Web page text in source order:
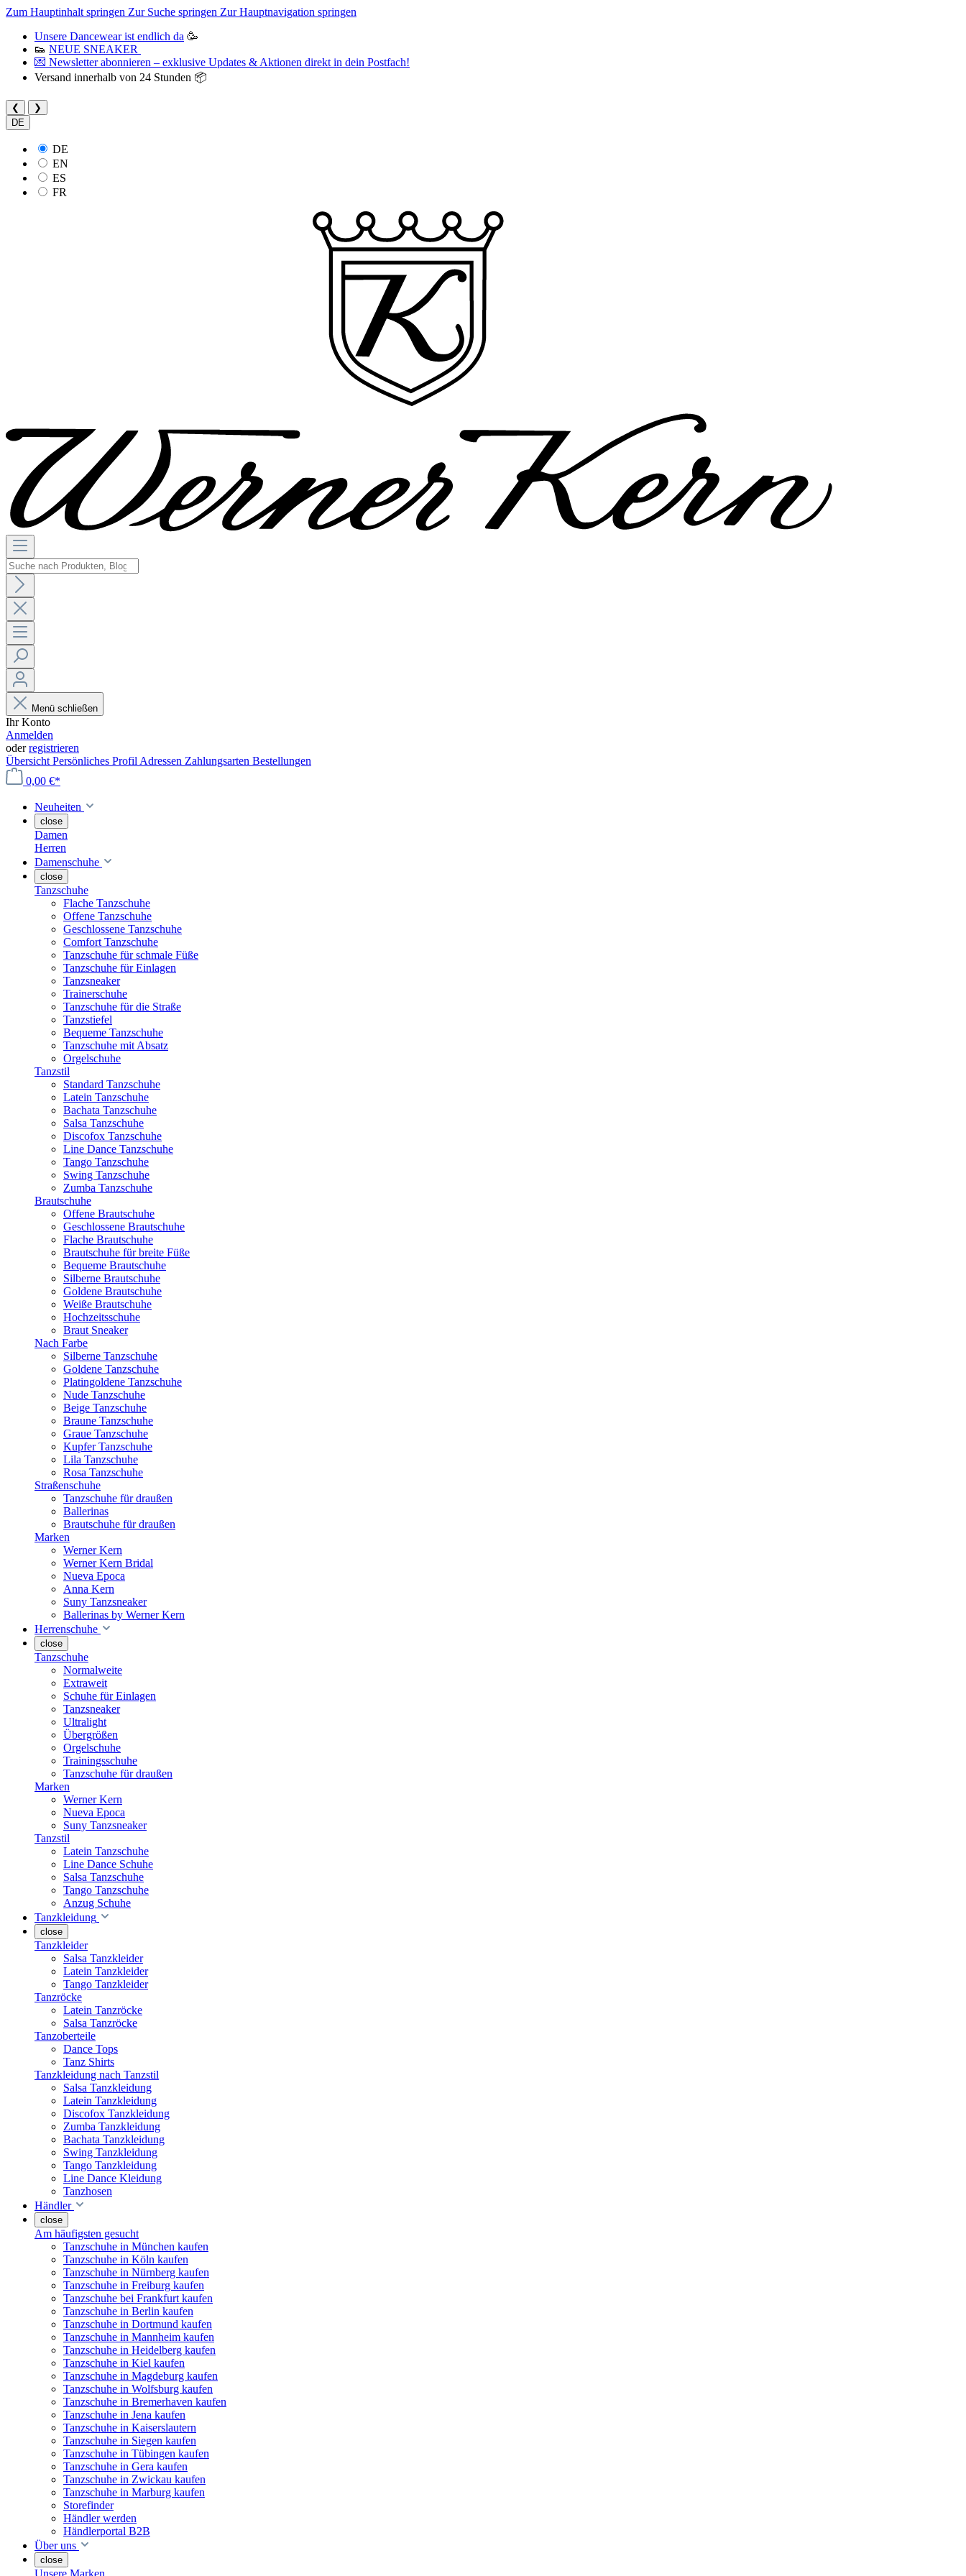
Zum Hauptinhalt springen Zur Suche springen Zur Hauptnavigation springen
Unsere Dancewear ist endlich da 🥳
👟 NEUE SNEAKER
💌 Newsletter abonnieren – exklusive Updates & Aktionen direkt in dein Postfach!
Versand innerhalb von 24 Stunden 📦
❮
❯
DE
DE
EN
ES
FR
Menü schließen
Ihr Konto
Anmelden
oderregistrieren
Übersicht Persönliches Profil Adressen Zahlungsarten Bestellungen
0,00 €*
Neuheiten
close
Damen
Herren
Damenschuhe
close
Tanzschuhe
Flache Tanzschuhe
Offene Tanzschuhe
Geschlossene Tanzschuhe
Comfort Tanzschuhe
Tanzschuhe für schmale Füße
Tanzschuhe für Einlagen
Tanzsneaker
Trainerschuhe
Tanzschuhe für die Straße
Tanzstiefel
Bequeme Tanzschuhe
Tanzschuhe mit Absatz
Orgelschuhe
Tanzstil
Standard Tanzschuhe
Latein Tanzschuhe
Bachata Tanzschuhe
Salsa Tanzschuhe
Discofox Tanzschuhe
Line Dance Tanzschuhe
Tango Tanzschuhe
Swing Tanzschuhe
Zumba Tanzschuhe
Brautschuhe
Offene Brautschuhe
Geschlossene Brautschuhe
Flache Brautschuhe
Brautschuhe für breite Füße
Bequeme Brautschuhe
Silberne Brautschuhe
Goldene Brautschuhe
Weiße Brautschuhe
Hochzeitsschuhe
Braut Sneaker
Nach Farbe
Silberne Tanzschuhe
Goldene Tanzschuhe
Platingoldene Tanzschuhe
Nude Tanzschuhe
Beige Tanzschuhe
Braune Tanzschuhe
Graue Tanzschuhe
Kupfer Tanzschuhe
Lila Tanzschuhe
Rosa Tanzschuhe
Straßenschuhe
Tanzschuhe für draußen
Ballerinas
Brautschuhe für draußen
Marken
Werner Kern
Werner Kern Bridal
Nueva Epoca
Anna Kern
Suny Tanzsneaker
Ballerinas by Werner Kern
Herrenschuhe
close
Tanzschuhe
Normalweite
Extraweit
Schuhe für Einlagen
Tanzsneaker
Ultralight
Übergrößen
Orgelschuhe
Trainingsschuhe
Tanzschuhe für draußen
Marken
Werner Kern
Nueva Epoca
Suny Tanzsneaker
Tanzstil
Latein Tanzschuhe
Line Dance Schuhe
Salsa Tanzschuhe
Tango Tanzschuhe
Anzug Schuhe
Tanzkleidung
close
Tanzkleider
Salsa Tanzkleider
Latein Tanzkleider
Tango Tanzkleider
Tanzröcke
Latein Tanzröcke
Salsa Tanzröcke
Tanzoberteile
Dance Tops
Tanz Shirts
Tanzkleidung nach Tanzstil
Salsa Tanzkleidung
Latein Tanzkleidung
Discofox Tanzkleidung
Zumba Tanzkleidung
Bachata Tanzkleidung
Swing Tanzkleidung
Tango Tanzkleidung
Line Dance Kleidung
Tanzhosen
Händler
close
Am häufigsten gesucht
Tanzschuhe in München kaufen
Tanzschuhe in Köln kaufen
Tanzschuhe in Nürnberg kaufen
Tanzschuhe in Freiburg kaufen
Tanzschuhe bei Frankfurt kaufen
Tanzschuhe in Berlin kaufen
Tanzschuhe in Dortmund kaufen
Tanzschuhe in Mannheim kaufen
Tanzschuhe in Heidelberg kaufen
Tanzschuhe in Kiel kaufen
Tanzschuhe in Magdeburg kaufen
Tanzschuhe in Wolfsburg kaufen
Tanzschuhe in Bremerhaven kaufen
Tanzschuhe in Jena kaufen
Tanzschuhe in Kaiserslautern
Tanzschuhe in Siegen kaufen
Tanzschuhe in Tübingen kaufen
Tanzschuhe in Gera kaufen
Tanzschuhe in Zwickau kaufen
Tanzschuhe in Marburg kaufen
Storefinder
Händler werden
Händlerportal B2B
Über uns
close
Unsere Marken